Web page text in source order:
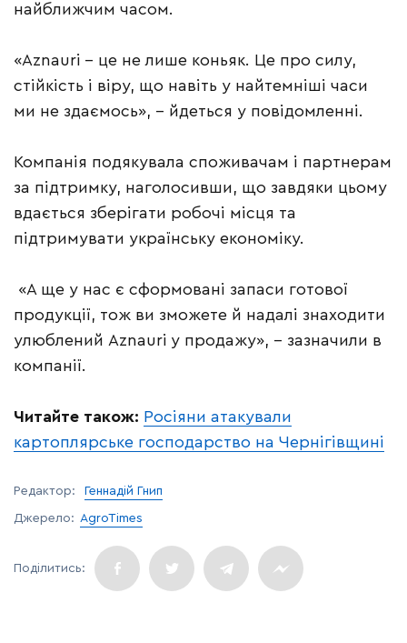
найближчим часом.
«Aznauri – це не лише коньяк. Це про силу,
стійкість і віру, що навіть у найтемніші часи
ми не здаємось», – йдеться у повідомленні.
Компанія подякувала споживачам і партнерам
за підтримку, наголосивши, що завдяки цьому
вдається зберігати робочі місця та
підтримувати українську економіку.
«А ще у нас є сформовані запаси готової
продукції, тож ви зможете й надалі знаходити
улюблений Aznauri у продажу», – зазначили в
компанії.
Читайте також: Росіяни атакували
картоплярське господарство на Чернігівщині
Редактор: Геннадій Гнип
Джерело: AgroTimes